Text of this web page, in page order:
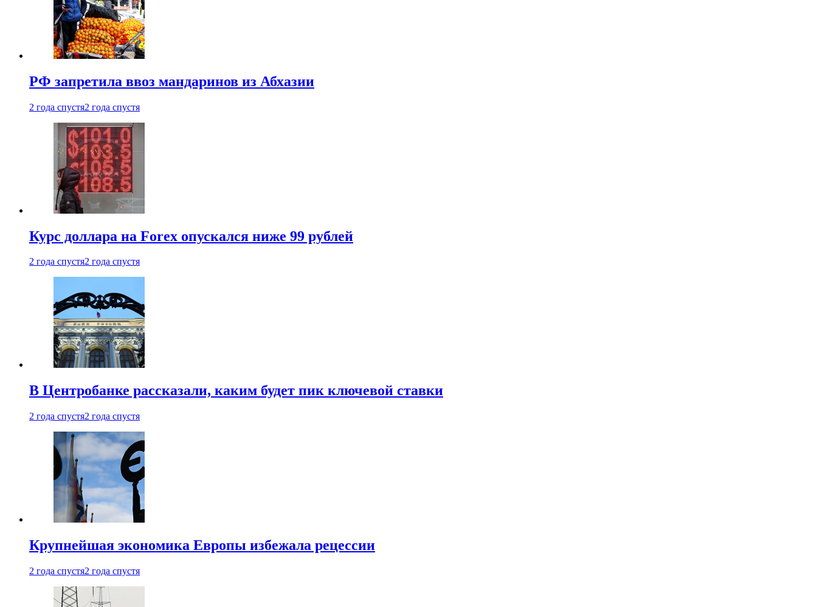
РФ запретила ввоз мандаринов из Абхазии
2 года спустя2 года спустя
Курс доллара на Forex опускался ниже 99 рублей
2 года спустя2 года спустя
В Центробанке рассказали, каким будет пик ключевой ставки
2 года спустя2 года спустя
Крупнейшая экономика Европы избежала рецессии
2 года спустя2 года спустя